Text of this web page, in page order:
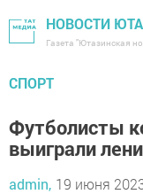
НОВОСТИ
Газета "Ютазинская
СПОРТ
Футболисты
выиграли
admin, 19 июня